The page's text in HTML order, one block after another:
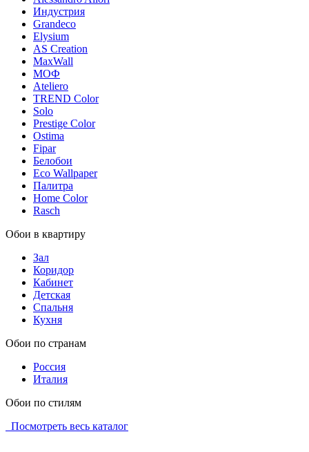
Индустрия
Grandeco
Elysium
AS Creation
MaxWall
МОФ
Ateliero
TREND Color
Solo
Prestige Color
Ostima
Fipar
Белобои
Eco Wallpaper
Палитра
Home Color
Rasch
Обои в квартиру
Зал
Коридор
Кабинет
Детская
Спальня
Кухня
Обои по странам
Россия
Италия
Обои по стилям
Посмотреть весь каталог